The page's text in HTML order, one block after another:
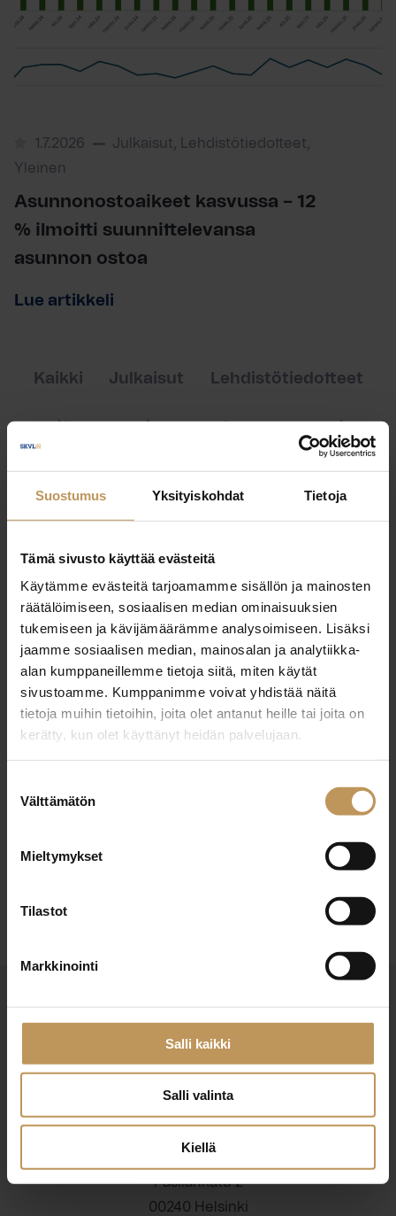
Suostumus Yksityiskohdat Tietoja
Tämä sivusto käyttää evästeitä
Käytämme evästeitä tarjoamamme sisällön ja mainosten
räätälöimiseen, sosiaalisen median ominaisuuksien
tukemiseen ja kävijämäärämme analysoimiseen. Lisäksi
jaamme sosiaalisen median, mainosalan ja analytiikka-
alan kumppaneillemme tietoja siitä, miten käytät
sivustoamme. Kumppanimme voivat yhdistää näitä
tietoja muihin tietoihin, joita olet antanut heille tai joita on
kerätty, kun olet käyttänyt heidän palvelujaan.
valinta
Välttämätön
Mieltymykset
Tilastot
Markkinointi
Salli kaikki
Salli valinta
Kiellä
1.7.2026
Julkaisut, Lehdistötiedotteet,
Yleinen
Asunnonostoaikeet kasvussa – 12
% ilmoitti suunnittelevansa
asunnon ostoa
Lue artikkeli
Kaikki Julkaisut Lehdistötiedotteet
29.2.2024
Lue artikkeli
Suomen Kiinteistönvälittäjät ry
Finlands Fastighetsmäklare rf
Pasilankatu 2
00240 Helsinki